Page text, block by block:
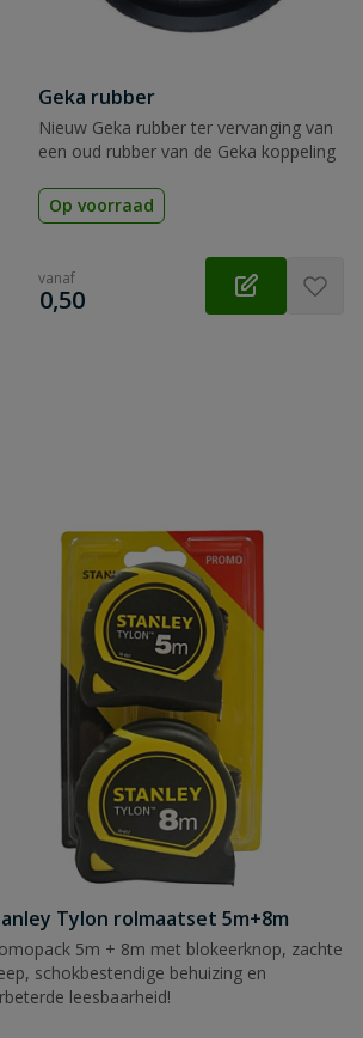
Geka rubber
Nieuw Geka rubber ter vervanging van
een oud rubber van de Geka koppeling
Op voorraad
vanaf
€
0,50
Tylon rolmaatset 5m+8m
5m + 8m met blokeerknop, zachte
schokbestendige behuizing en
leesbaarheid!